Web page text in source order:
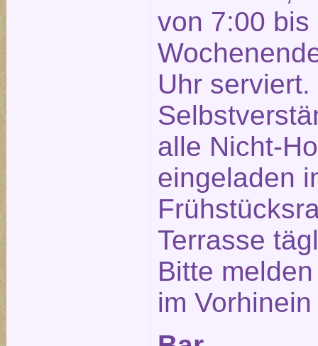
von 7:00 bis
Uhr serviert.
alle Nicht-
eingeladen
Terrasse
Bitte
im